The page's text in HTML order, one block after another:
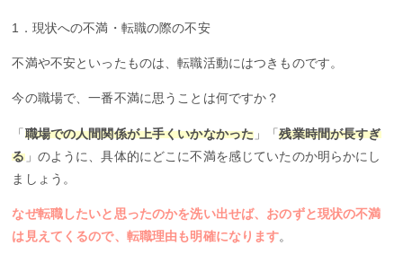
1．現状への不満・転職の際の不安
不満や不安といったものは、転職活動にはつきものです。
今の職場で、一番不満に思うことは何ですか？
「 職場での人間関係が上手くいかなかった 」「残業時間が長すぎ
る」のように、具体的にどこに不満を感じていたのか明らかにし
ましょう。
なぜ転職したいと思ったのかを洗い出せば、おのずと現状の不満
は見えてくるので、転職理由も明確になります。